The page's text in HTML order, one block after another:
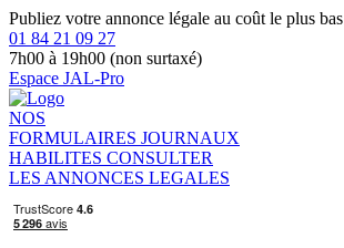
Publiez votre annonce légale au coût le plus bas
01 84 21 09 27
7h00 à 19h00 (non surtaxé)
Espace JAL-Pro
NOS
FORMULAIRES JOURNAUX
HABILITES CONSULTER
LES ANNONCES LEGALES